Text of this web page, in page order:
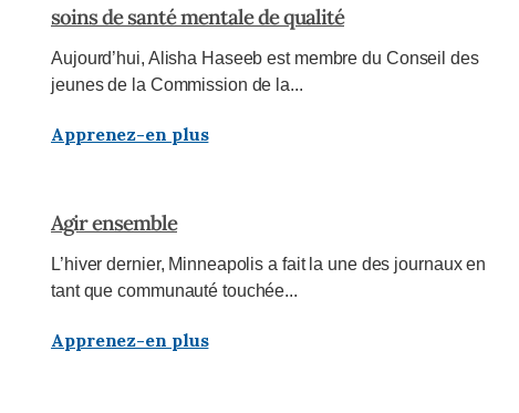
soins de santé mentale de qualité
Aujourd’hui, Alisha Haseeb est membre du Conseil des
jeunes de la Commission de la...
Apprenez-en plus
Agir ensemble
L’hiver dernier, Minneapolis a fait la une des journaux en
tant que communauté touchée...
Apprenez-en plus